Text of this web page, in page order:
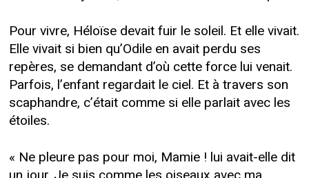
Pour vivre, Héloïse devait fuir le soleil. Et elle vivait.
Elle vivait si bien qu’Odile en avait perdu ses
repères, se demandant d’où cette force lui venait.
Parfois, l’enfant regardait le ciel. Et à travers son
scaphandre, c’était comme si elle parlait avec les
étoiles.
« Ne pleure pas pour moi, Mamie ! lui avait-elle dit